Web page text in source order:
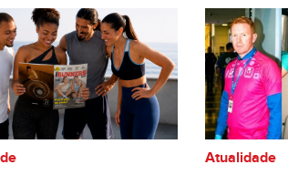
Atualidade